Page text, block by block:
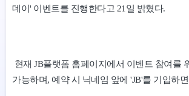
데이' 이벤트를 진행한다고 21일 밝혔다.
현재 JB플랫폼 홈페이지에서 이벤트 참여를
가능하며, 예약 시 닉네임 앞에 'JB'를 기입하